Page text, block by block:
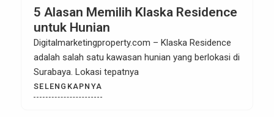
5 Alasan Memilih Klaska Residence
untuk Hunian
Digitalmarketingproperty.com – Klaska Residence
adalah salah satu kawasan hunian yang berlokasi di
Surabaya. Lokasi tepatnya
SELENGKAPNYA